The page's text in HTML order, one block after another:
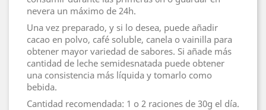
nevera un máximo de 24h.
Una vez preparado, y si lo desea, puede añadir
cacao en polvo, café soluble, canela o vainilla para
obtener mayor variedad de sabores. Si añade más
cantidad de leche semidesnatada puede obtener
una consistencia más líquida y tomarlo como
bebida.
Cantidad recomendada: 1 o 2 raciones de 30g el día.